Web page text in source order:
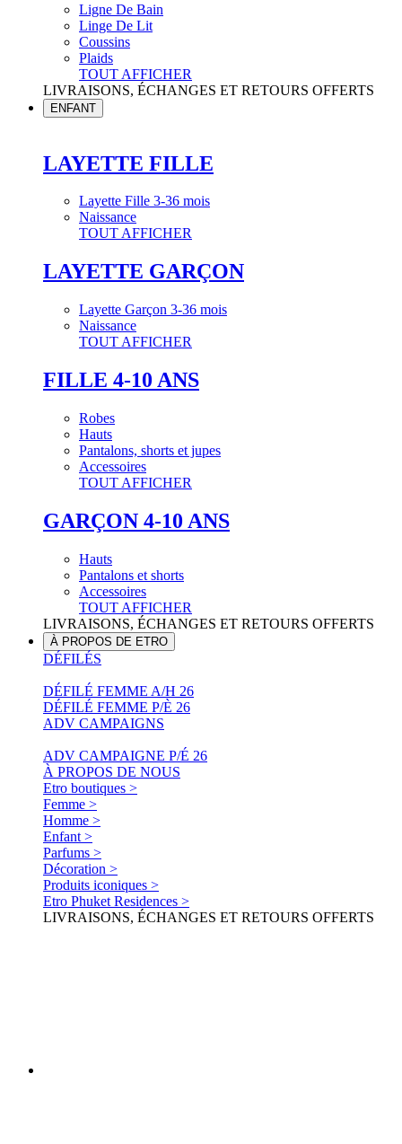
Ligne De Bain
Linge De Lit
Coussins
Plaids
TOUT AFFICHER
LIVRAISONS, ÉCHANGES ET RETOURS OFFERTS
ENFANT
LAYETTE FILLE
Layette Fille 3-36 mois
Naissance
TOUT AFFICHER
LAYETTE GARÇON
Layette Garçon 3-36 mois
Naissance
TOUT AFFICHER
FILLE 4-10 ANS
Robes
Hauts
Pantalons, shorts et jupes
Accessoires
TOUT AFFICHER
GARÇON 4-10 ANS
Hauts
Pantalons et shorts
Accessoires
TOUT AFFICHER
LIVRAISONS, ÉCHANGES ET RETOURS OFFERTS
À PROPOS DE ETRO
DÉFILÉS
DÉFILÉ FEMME A/H 26
DÉFILÉ FEMME P/È 26
ADV CAMPAIGNS
ADV CAMPAIGNE P/É 26
À PROPOS DE NOUS
Etro boutiques >
Femme >
Homme >
Enfant >
Parfums >
Décoration >
Produits iconiques >
Etro Phuket Residences >
LIVRAISONS, ÉCHANGES ET RETOURS OFFERTS